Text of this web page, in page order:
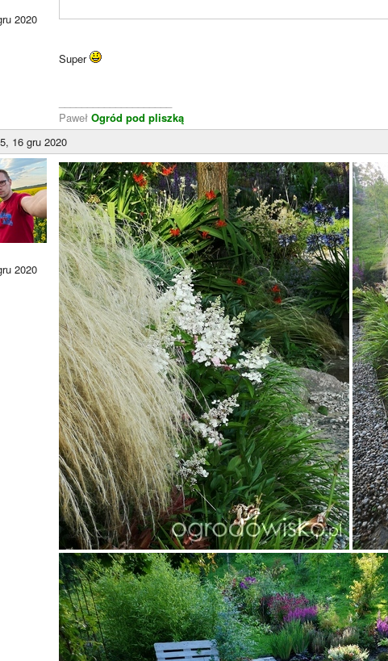
2020
Super
Paweł Ogród pod pliszką
16 gru 2020
2020